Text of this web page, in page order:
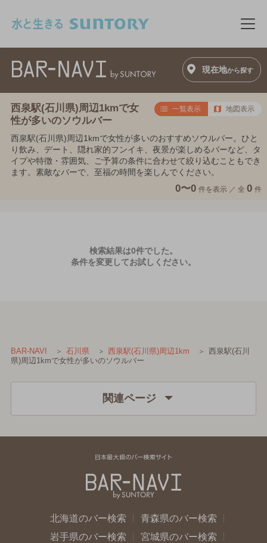
メ
現在地から探す
西泉駅(石川県)周辺1kmで女
性が多いのソウルバー
一覧表示 地図表示
西泉駅(石川県)周辺1kmで女性が多いのおすすめソウルバー。ひと
り飲み、デート、隠れ家的フンイキ、夜景が楽しめるバーなど、タ
イプや特徴・雰囲気、ご予算の条件に合わせて絞り込むこともでき
ます。素敵なバーで、至福の時間を楽しんでください。
0〜0 件を表示 ／ 全 0 件
検索結果は0件でした。
条件を変更してお試しください。
BAR-NAVI 石川県 西泉駅(石川県)周辺1km
西泉駅(石川
県)周辺1kmで女性が多いのソウルバー
関連ページ
北海道のバー検索
青森県のバー検索
岩手県のバー検索
宮城県のバー検索